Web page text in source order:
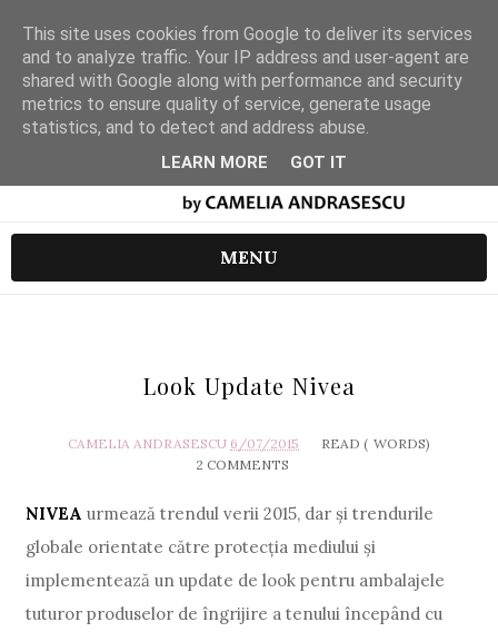
MENU
Look Update Nivea
CAMELIA ANDRASESCU 6/07/2015 READ ( WORDS)
2 COMMENTS
NIVEA urmează trendul verii 2015, dar şi trendurile
globale orientate către protecţia mediului și
implementează un update de look pentru ambalajele
tuturor produselor de îngrijire a tenului începând cu
This site uses cookies from Google to deliver its services
and to analyze traffic. Your IP address and user-agent are
shared with Google along with performance and security
metrics to ensure quality of service, generate usage
statistics, and to detect and address abuse.
LEARN MORE GOT IT